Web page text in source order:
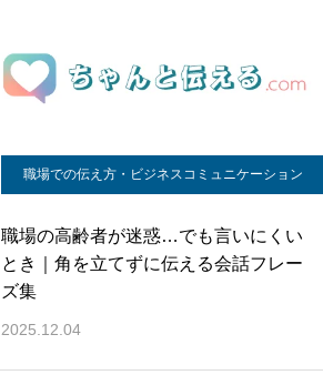
職場での伝え方・ビジネスコミュニケーション
職場の高齢者が迷惑…でも言いにくい
とき｜角を立てずに伝える会話フレー
ズ集
2025.12.04